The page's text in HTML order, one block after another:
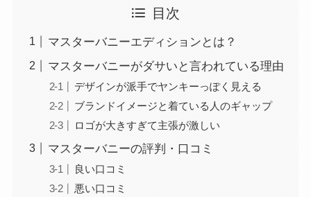
目次
マスターバニーエディションとは？
マスターバニーがダサいと言われている理由
デザインが派手でヤンキーっぽく見える
ブランドイメージと着ている人のギャップ
ロゴが大きすぎて主張が激しい
マスターバニーの評判・口コミ
良い口コミ
悪い口コミ